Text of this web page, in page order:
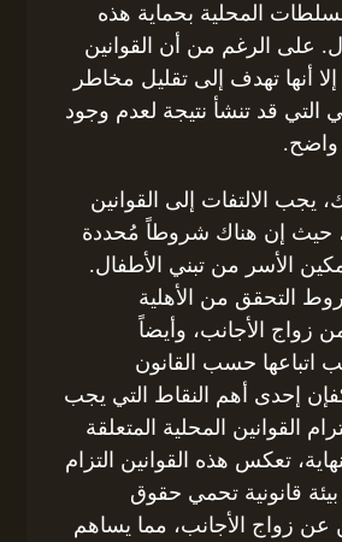
المحلية بحماية هذه
على الرغم من أن القوانين
أنها تهدف إلى تقليل مخاطر
التي قد تنشأ نتيجة لعدم وجود
واضح.
يجب الالتفات إلى القوانين
حيث إن هناك شروطاً مُحددة
الأسر من تبني الأطفال.
التحقق من الأهلية
من زواج الأجانب، وأيضاً
اتباعها حسب القانون
إحدى أهم النقاط التي يجب
القوانين المحلية المتعلقة
تعكس هذه القوانين التزام
قانونية تحمي حقوق
عن زواج الأجانب، مما يساهم